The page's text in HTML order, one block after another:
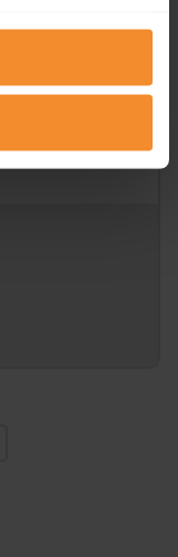
en
erfgrenzen,